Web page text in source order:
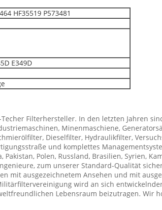
HF35519 P573481
E349D
Filterhersteller. In den letzten Jahren
Minenmaschiene,
Dieselfilter, Hydraulikfilter,
und komplettes
Polen, Russland, Brasilien, Syrien,
zum unserer Standard-Qualität
mit ausgezeichnetem Ansehen und mit
wird an sich
Lebensraum beizutragen. Wir